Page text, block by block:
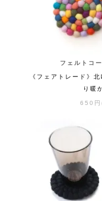
フェルトコ
《フェアトレード》
り暖
650円